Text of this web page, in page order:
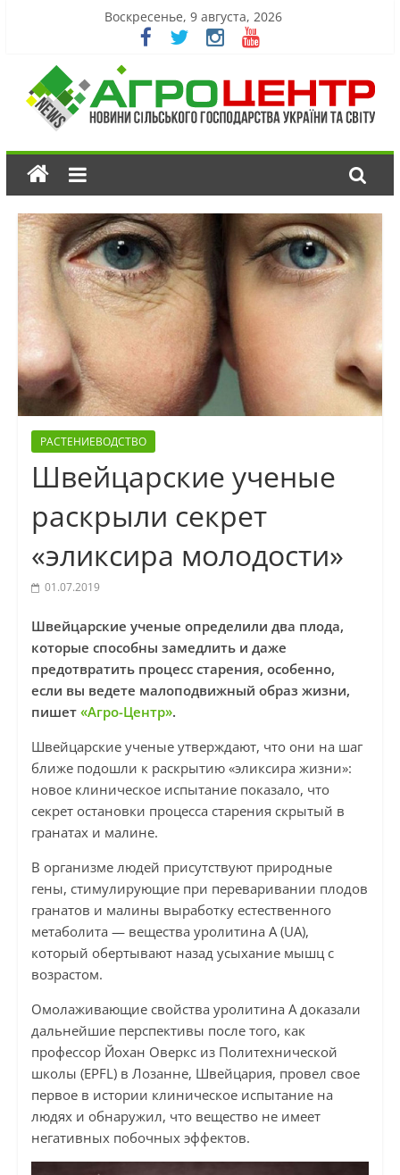
Воскресенье, 9 августа, 2026
РАСТЕНИЕВОДСТВО
Швейцарские ученые
раскрыли секрет
«эликсира молодости»
01.07.2019
Швейцарские ученые определили два плода,
которые способны замедлить и даже
предотвратить процесс старения, особенно,
если вы ведете малоподвижный образ жизни,
пишет «Агро-Центр».
Швейцарские ученые утверждают, что они на шаг
ближе подошли к раскрытию «эликсира жизни»:
новое клиническое испытание показало, что
секрет остановки процесса старения скрытый в
гранатах и ​​малине.
В организме людей присутствуют природные
гены, стимулирующие при переваривании плодов
гранатов и малины выработку естественного
метаболита — вещества уролитина А (UA),
который обертывают назад усыхание мышц с
возрастом.
Омолаживающие свойства уролитина А доказали
дальнейшие перспективы после того, как
профессор Йохан Оверкс из Политехнической
школы (EPFL) в Лозанне, Швейцария, провел свое
первое в истории клиническое испытание на
людях и обнаружил, что вещество не имеет
негативных побочных эффектов.